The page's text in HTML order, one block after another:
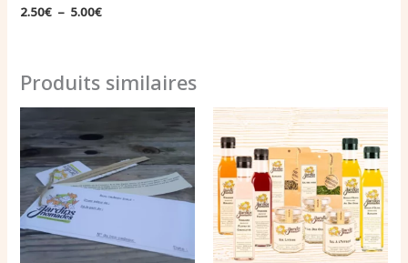
2.50€ – 5.00€Plage
5.00€
Produits similaires